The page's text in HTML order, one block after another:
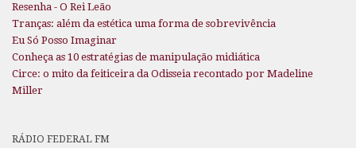
Resenha - O Rei Leão
Tranças: além da estética uma forma de sobrevivência
Eu Só Posso Imaginar
Conheça as 10 estratégias de manipulação midiática
Circe: o mito da feiticeira da Odisseia recontado por Madeline
Miller
RÁDIO FEDERAL FM